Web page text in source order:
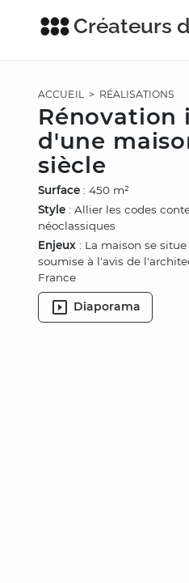
Créateurs
ACCUEIL> RÉALISATIONS
Rénovation
d'une
siècle
Surface : 450 m²
Style : Allier les codes
néoclassiques
Enjeux : La maison se
soumise à l'avis de
France
Diaporama